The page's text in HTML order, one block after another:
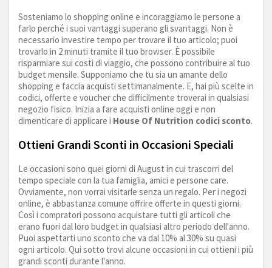
Sosteniamo lo shopping online e incoraggiamo le persone a
farlo perché i suoi vantaggi superano gli svantaggi. Non è
necessario investire tempo per trovare il tuo articolo; puoi
trovarlo in 2 minuti tramite il tuo browser. È possibile
risparmiare sui costi di viaggio, che possono contribuire al tuo
budget mensile. Supponiamo che tu sia un amante dello
shopping e faccia acquisti settimanalmente. E, hai più scelte in
codici, offerte e voucher che difficilmente troverai in qualsiasi
negozio fisico. Inizia a fare acquisti online oggi e non
dimenticare di applicare i House Of Nutrition codici sconto.
Ottieni Grandi Sconti in Occasioni Speciali
Le occasioni sono quei giorni di August in cui trascorri del
tempo speciale con la tua famiglia, amici e persone care.
Ovviamente, non vorrai visitarle senza un regalo. Per i negozi
online, è abbastanza comune offrire offerte in questi giorni.
Così i compratori possono acquistare tutti gli articoli che
erano fuori dal loro budget in qualsiasi altro periodo dell'anno.
Puoi aspettarti uno sconto che va dal 10% al 30% su quasi
ogni articolo. Qui sotto trovi alcune occasioni in cui ottieni i più
grandi sconti durante l'anno.